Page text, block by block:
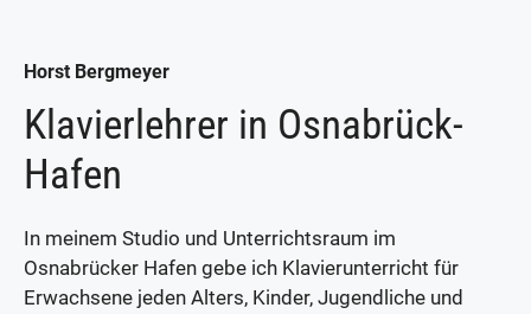
Horst Bergmeyer
Klavierlehrer in Osnabrück-
Hafen
In meinem Studio und Unterrichtsraum im
Osnabrücker Hafen gebe ich Klavierunterricht für
Erwachsene jeden Alters, Kinder, Jugendliche und